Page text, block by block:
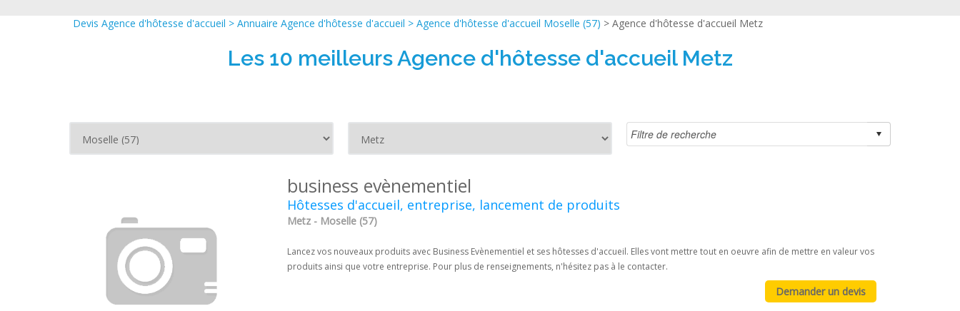
Devis Agence d'hôtesse d'accueil > Annuaire Agence d'hôtesse d'accueil > Agence d'hôtesse d'accueil Moselle (57) > Agence d'hôtesse d'accueil Metz
Les 10 meilleurs Agence d'hôtesse d'accueil Metz
business evènementiel
Hôtesses d'accueil, entreprise, lancement de produits
Metz - Moselle (57)
Lancez vos nouveaux produits avec Business Evènementiel et ses hôtesses d'accueil. Elles vont mettre tout en oeuvre afin de mettre en valeur vos
produits ainsi que votre entreprise. Pour plus de renseignements, n'hésitez pas à le contacter.